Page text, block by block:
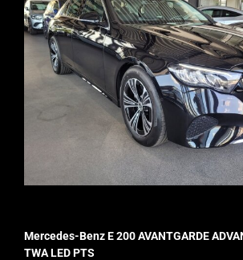
Mercedes-Benz E 200 AVANTGARDE
TWA LED PTS